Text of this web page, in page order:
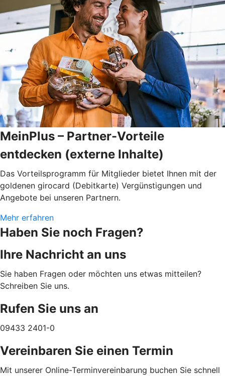
MeinPlus – Partner-Vorteile
entdecken (externe Inhalte)
Das Vorteilsprogramm für Mitglieder bietet Ihnen mit der
goldenen girocard (Debitkarte) Vergünstigungen und
Angebote bei unseren Partnern.
Mehr erfahren
Haben Sie noch Fragen?
Ihre Nachricht an uns
Sie haben Fragen oder möchten uns etwas mitteilen?
Schreiben Sie uns.
Rufen Sie uns an
09433 2401-0
Vereinbaren Sie einen Termin
Mit unserer Online-Terminvereinbarung buchen Sie schnell